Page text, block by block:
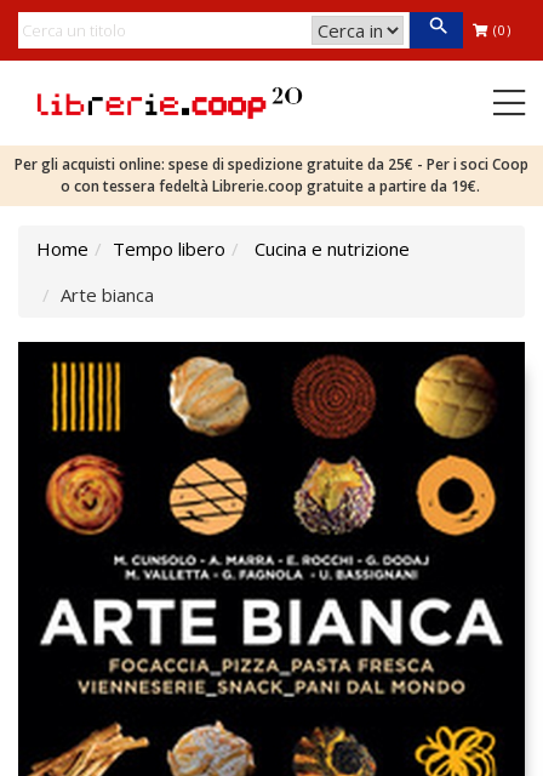
(0)
Per gli acquisti online: spese di spedizione gratuite da 25€ - Per i soci Coop
o con tessera fedeltà Librerie.coop gratuite a partire da 19€.
Home Tempo libero
Cucina e nutrizione
Arte bianca